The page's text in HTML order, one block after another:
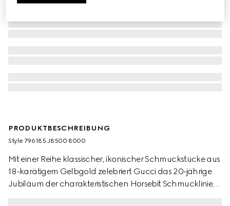
PRODUKTBESCHREIBUNG
Style ‎796185 J8500 8000
Mit einer Reihe klassischer, ikonischer Schmuckstücke aus
18-karätigem Gelbgold zelebriert Gucci das 20-jährige
Jubiläum der charakteristischen Horsebit Schmucklinie.